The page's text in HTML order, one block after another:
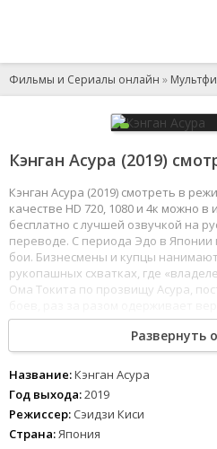
Фильмы и Сериалы онлайн »
Кэнган Асура (2019)
Кэнган Асура (2019) смотреть в
качестве HD 720, 1080 и 4к можно
бесплатно с лучшей озвучкой на
переводе. С периода Эдо в Японии
бои. Бизнесмены и купцы
рукопашных схватках, где
Ома Токита по прозвищу Асура,
Это привлекает внимание многих
председателя Nogi Group Хидэки
12345 678
Развернуть
Название:Кэнган Асура
Год выхода:2019
Режиссер: Сэидзи Киси
Страна:Япония